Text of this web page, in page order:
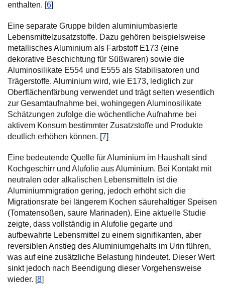
enthalten. [6]
Eine separate Gruppe bilden aluminiumbasierte
Lebensmittelzusatzstoffe. Dazu gehören beispielsweise
metallisches Aluminium als Farbstoff E173 (eine
dekorative Beschichtung für Süßwaren) sowie die
Aluminosilikate E554 und E555 als Stabilisatoren und
Trägerstoffe. Aluminium wird, wie E173, lediglich zur
Oberflächenfärbung verwendet und trägt selten wesentlich
zur Gesamtaufnahme bei, wohingegen Aluminosilikate
Schätzungen zufolge die wöchentliche Aufnahme bei
aktivem Konsum bestimmter Zusatzstoffe und Produkte
deutlich erhöhen können. [7]
Eine bedeutende Quelle für Aluminium im Haushalt sind
Kochgeschirr und Alufolie aus Aluminium. Bei Kontakt mit
neutralen oder alkalischen Lebensmitteln ist die
Aluminiummigration gering, jedoch erhöht sich die
Migrationsrate bei längerem Kochen säurehaltiger Speisen
(Tomatensoßen, saure Marinaden). Eine aktuelle Studie
zeigte, dass vollständig in Alufolie gegarte und
aufbewahrte Lebensmittel zu einem signifikanten, aber
reversiblen Anstieg des Aluminiumgehalts im Urin führen,
was auf eine zusätzliche Belastung hindeutet. Dieser Wert
sinkt jedoch nach Beendigung dieser Vorgehensweise
wieder. [8]